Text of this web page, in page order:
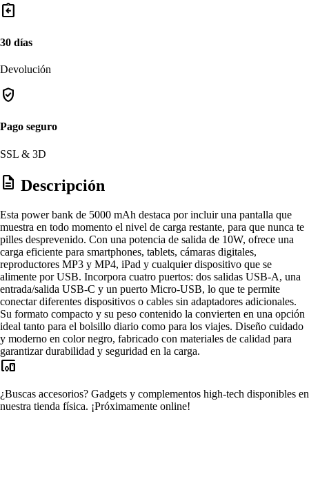
assignment_return
30 días
Devolución
verified_user
Pago seguro
SSL & 3D
description Descripción
Esta power bank de 5000 mAh destaca por incluir una pantalla que
muestra en todo momento el nivel de carga restante, para que nunca te
pilles desprevenido. Con una potencia de salida de 10W, ofrece una
carga eficiente para smartphones, tablets, cámaras digitales,
reproductores MP3 y MP4, iPad y cualquier dispositivo que se
alimente por USB. Incorpora cuatro puertos: dos salidas USB-A, una
entrada/salida USB-C y un puerto Micro-USB, lo que te permite
conectar diferentes dispositivos o cables sin adaptadores adicionales.
Su formato compacto y su peso contenido la convierten en una opción
ideal tanto para el bolsillo diario como para los viajes. Diseño cuidado
y moderno en color negro, fabricado con materiales de calidad para
garantizar durabilidad y seguridad en la carga.
devices_other
¿Buscas accesorios? Gadgets y complementos high-tech disponibles en
nuestra tienda física. ¡Próximamente online!